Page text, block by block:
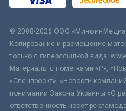
© 2008-2026 ООО
Копирование и размещение
только с гиперссылкой вида:
Материалы с пометками «Р»,
«Спецпроект», «Новости
понимании Закона Украины «О
ответственность несёт